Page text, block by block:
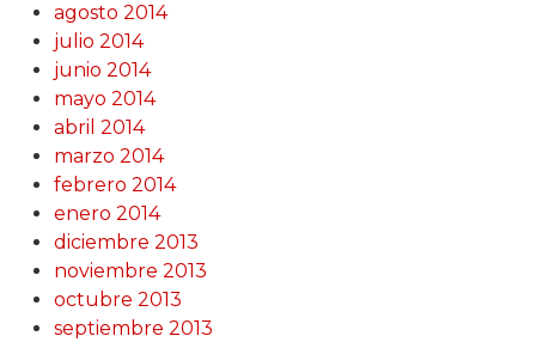
agosto 2014
julio 2014
junio 2014
mayo 2014
abril 2014
marzo 2014
febrero 2014
enero 2014
diciembre 2013
noviembre 2013
octubre 2013
septiembre 2013